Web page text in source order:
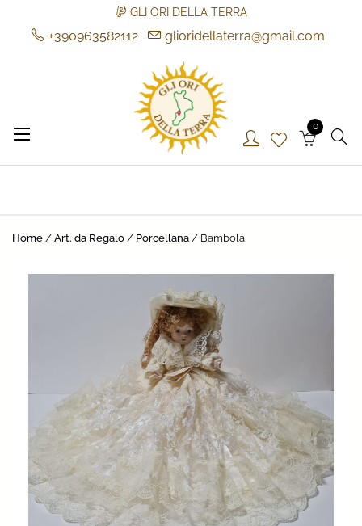
GLI ORI DELLA TERRA
+390963582112
glioridellaterra@gmail.com
Gli Ori della Terra
Gli Ori della Terra
0
Home / Art. da Regalo / Porcellana / Bambola